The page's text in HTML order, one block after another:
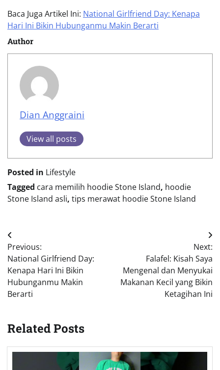
Baca Juga Artikel Ini: National Girlfriend Day: Kenapa
Hari Ini Bikin Hubunganmu Makin Berarti
Author
Dian Anggraini
View all posts
Posted in Lifestyle
Tagged cara memilih hoodie Stone Island, hoodie
Stone Island asli, tips merawat hoodie Stone Island
Post
navigation
Previous:
National Girlfriend Day:
Kenapa Hari Ini Bikin
Hubunganmu Makin
Berarti
Next:
Falafel: Kisah Saya
Mengenal dan Menyukai
Makanan Kecil yang Bikin
Ketagihan Ini
Related Posts